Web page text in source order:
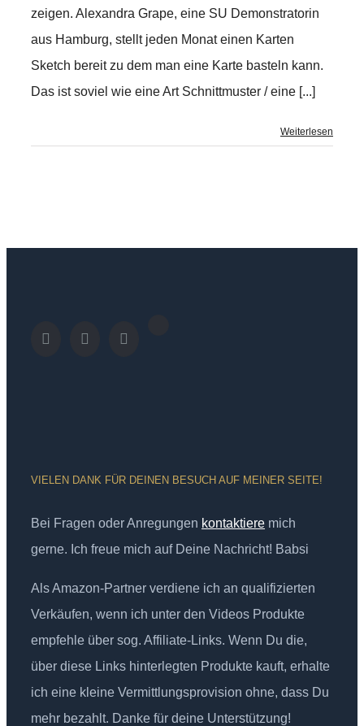
zeigen. Alexandra Grape, eine SU Demonstratorin
aus Hamburg, stellt jeden Monat einen Karten
Sketch bereit zu dem man eine Karte basteln kann.
Das ist soviel wie eine Art Schnittmuster / eine [...]
Weiterlesen
VIELEN DANK FÜR DEINEN BESUCH AUF MEINER SEITE!
Bei Fragen oder Anregungen kontaktiere mich
gerne. Ich freue mich auf Deine Nachricht! Babsi
Als Amazon-Partner verdiene ich an qualifizierten
Verkäufen, wenn ich unter den Videos Produkte
empfehle über sog. Affiliate-Links. Wenn Du die,
über diese Links hinterlegten Produkte kauft, erhalte
ich eine kleine Vermittlungsprovision ohne, dass Du
mehr bezahlt. Danke für deine Unterstützung!